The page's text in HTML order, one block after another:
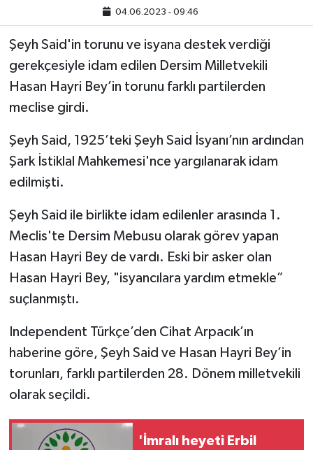
04.06.2023 - 09:46
Şeyh Said'in torunu ve isyana destek verdiği
gerekçesiyle idam edilen Dersim Milletvekili
Hasan Hayri Bey’in torunu farklı partilerden
meclise girdi.
Şeyh Said, 1925’teki Şeyh Said İsyanı’nın ardından
Şark İstiklal Mahkemesi'nce yargılanarak idam
edilmişti.
Şeyh Said ile birlikte idam edilenler arasında 1.
Meclis'te Dersim Mebusu olarak görev yapan
Hasan Hayri Bey de vardı. Eski bir asker olan
Hasan Hayri Bey, "isyancılara yardım etmekle”
suçlanmıştı.
Independent Türkçe’den Cihat Arpacık’ın
haberine göre, Şeyh Said ve Hasan Hayri Bey’in
torunları, farklı partilerden 28. Dönem milletvekili
olarak seçildi.
'İmralı heyeti Erbil
POLİTİKA
SAĞLIK
SİYASET
SPOR
TARİH
TEKNOLOJİ